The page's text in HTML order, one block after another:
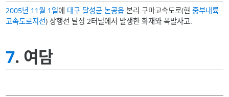
2005년 11월 1일에 대구 달성군 논공읍 본리 구마고속도로(현중부내륙
고속도로지선) 상행선 달성 2터널에서 발생한 화재와 폭발사고.
7. 여담